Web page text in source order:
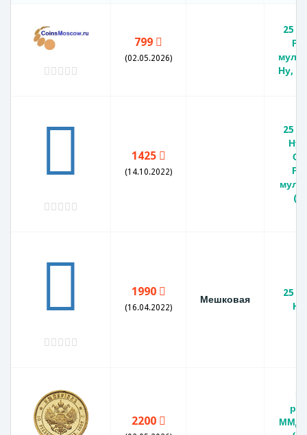
799
(02.05.2026)
25
Ну,
1425
(14.10.2022)
25
Ну,
1990
(16.04.2022)
Мешковая
25
2200
ММД